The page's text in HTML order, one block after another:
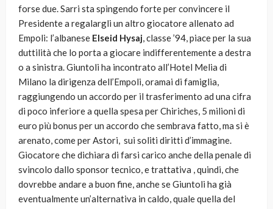
forse due. Sarri sta spingendo forte per convincere il
Presidente a regalargli un altro giocatore allenato ad
Empoli: l’albanese Elseid Hysaj, classe ’94, piace per la sua
duttilità che lo porta a giocare indifferentemente a destra
o a sinistra. Giuntoli ha incontrato all’Hotel Melia di
Milano la dirigenza dell’Empoli, oramai di famiglia,
raggiungendo un accordo per il trasferimento ad una cifra
di poco inferiore a quella spesa per Chiriches, 5 milioni di
euro più bonus per un accordo che sembrava fatto, ma si è
arenato, come per Astori, sui soliti diritti d’immagine.
Giocatore che dichiara di farsi carico anche della penale di
svincolo dallo sponsor tecnico, e trattativa , quindi, che
dovrebbe andare a buon fine, anche se Giuntoli ha già
eventualmente un’alternativa in caldo, quale quella del